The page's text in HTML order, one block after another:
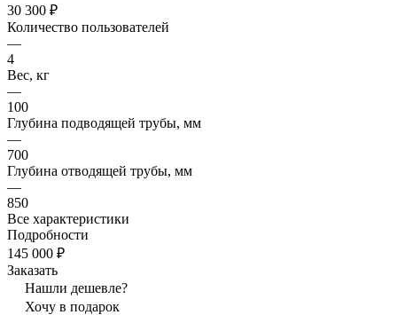
30 300 ₽
Количество пользователей
—
4
Вес, кг
—
100
Глубина подводящей трубы, мм
—
700
Глубина отводящей трубы, мм
—
850
Все характеристики
Подробности
145 000 ₽
Заказать
Нашли дешевле?
Хочу в подарок